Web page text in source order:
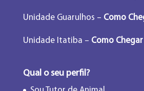
Unidade Guarulhos – Como
Unidade Itatiba – Como Chegar
Qual o seu perfil?